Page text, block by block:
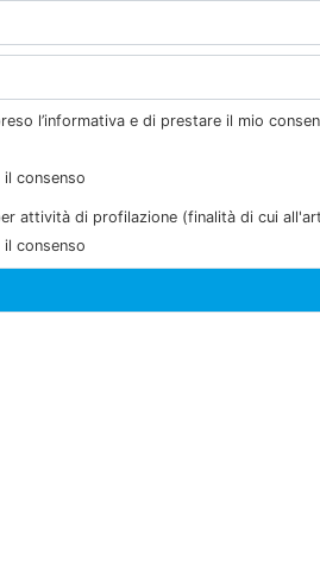
l’informativa e di prestare il mio
il consenso
attività di profilazione (finalità di cui
il consenso